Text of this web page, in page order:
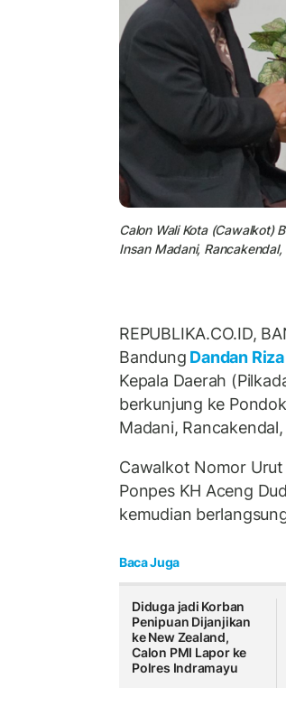
Calon Wali Kota (Cawalkot)
Insan Madani,
REPUBLIKA.CO.ID,
Bandung Dandan
Kepala Daerah
berkunjung ke
Madani,
Cawalkot Nomor
Ponpes KH Aceng
kemudian
Baca Juga
Diduga jadi Korban
Penipuan Dijanjikan
ke New Zealand,
Calon PMI Lapor ke
Polres Indramayu